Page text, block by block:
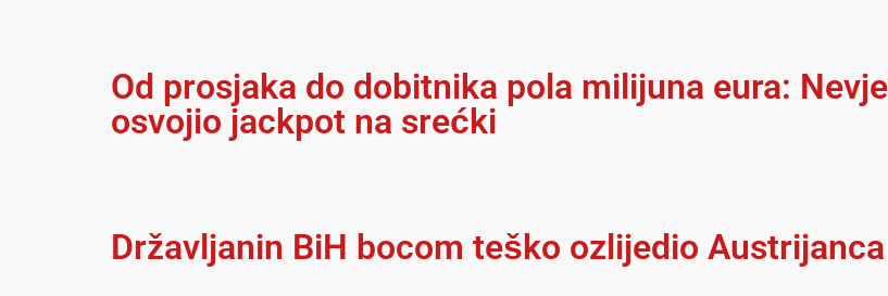
Od prosjaka do dobitnika pola milijuna eura:
osvojio jackpot na srećki
Državljanin BiH bocom teško ozlijedio Austrijanca